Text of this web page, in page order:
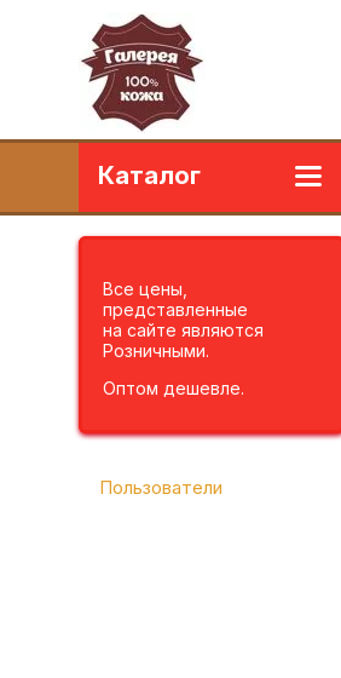
Каталог
Все цены,
представленные
на сайте являются
Розничными.
Оптом дешевле.
Пользователи